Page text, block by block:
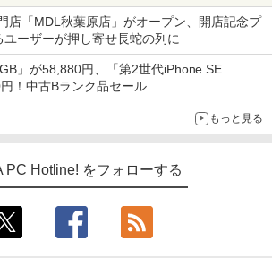
円、暑さ指数連動セール ほか
店「MDL秋葉原店」がオープン、開店記念プ
ユーザーが押し寄せ長蛇の列に
」が58,880円、「第2世代iPhone SE
！中古Bランク品セール
もっと見る
PC Hotline! をフォローする